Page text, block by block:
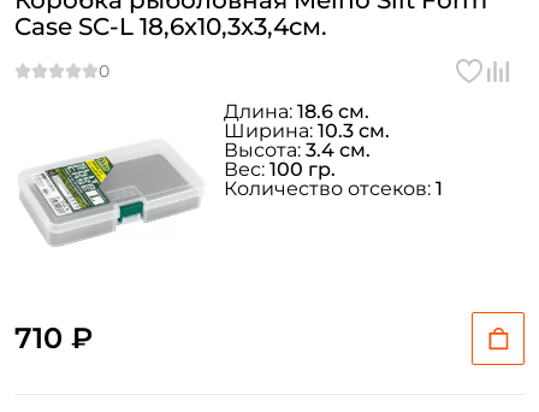
Case SC-L 18,6x10,3x3,4см.
710 ₽
Длина: 18.6 см.
Ширина: 10.3 см.
Высота: 3.4 см.
Вес: 100 гр.
Количество отсеков: 1